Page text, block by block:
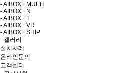
- AIBOX+ MULTI
- AIBOX+ N
- AIBOX+ T
- AIBOX+ VR
- AIBOX+ SHIP
- 갤러리
설치사례
온라인문의
고객센터